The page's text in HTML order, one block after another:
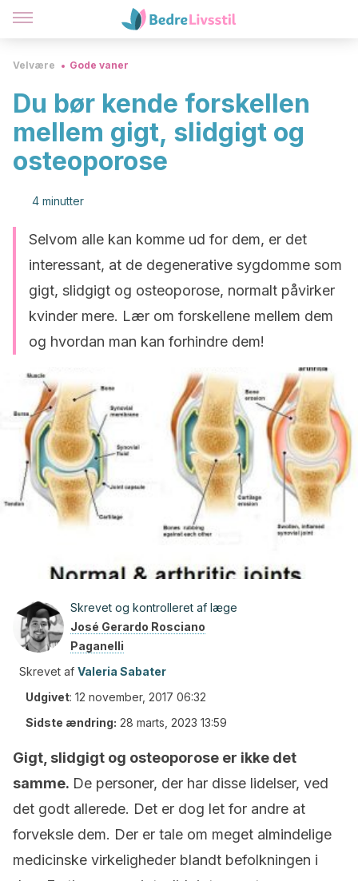
Velvære Gode vaner
Du bør kende forskellen
mellem gigt, slidgigt og
osteoporose
4 minutter
Selvom alle kan komme ud for dem, er det
interessant, at de degenerative sygdomme som
gigt, slidgigt og osteoporose, normalt påvirker
kvinder mere. Lær om forskellene mellem dem
og hvordan man kan forhindre dem!
Skrevet og kontrolleret af læge
José Gerardo Rosciano
Paganelli
Skrevet af Valeria Sabater
Udgivet: 12 november, 2017 06:32
Sidste ændring: 28 marts, 2023 13:59
Gigt, slidgigt og osteoporose er ikke det
samme. De personer, der har disse lidelser, ved
det godt allerede. Det er dog let for andre at
forveksle dem. Der er tale om meget almindelige
medicinske virkeligheder blandt befolkningen i